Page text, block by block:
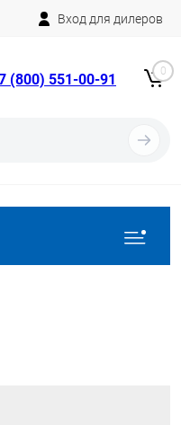
Вход для дилеров
(800) 551-00-91 0